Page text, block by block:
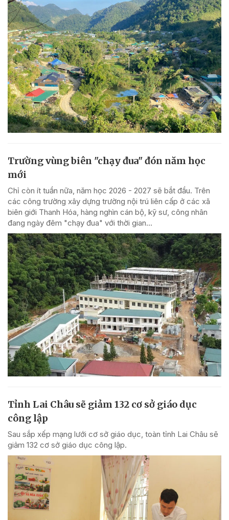
Trường vùng biên "chạy đua" đón năm học
mới
Chỉ còn ít tuần nữa, năm học 2026 - 2027 sẽ bắt đầu. Trên
các công trường xây dựng trường nội trú liên cấp ở các xã
biên giới Thanh Hóa, hàng nghìn cán bộ, kỹ sư, công nhân
đang ngày đêm "chạy đua" với thời gian...
Tỉnh Lai Châu sẽ giảm 132 cơ sở giáo dục
công lập
Sau sắp xếp mạng lưới cơ sở giáo dục, toàn tỉnh Lai Châu sẽ
giảm 132 cơ sở giáo dục công lập.